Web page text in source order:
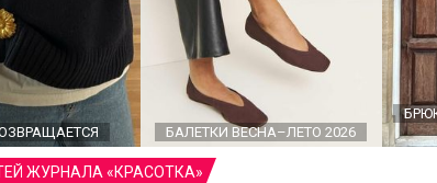
БАЛЕТКИ ВЕСНА–ЛЕТО 2026
ЖУРНАЛА «КРАСОТКА»